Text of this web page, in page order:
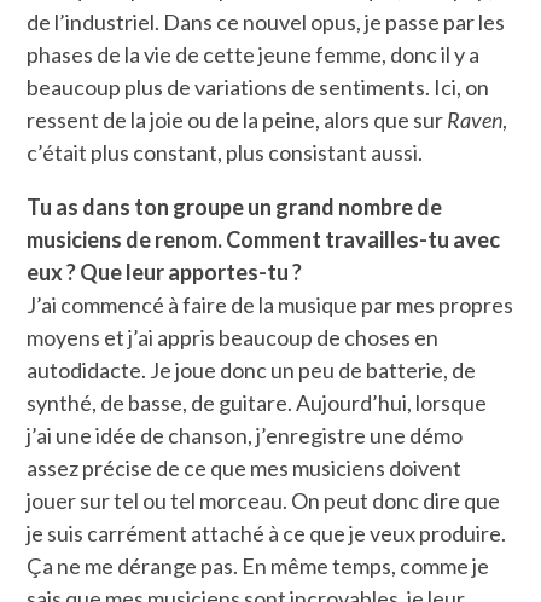
de l’industriel. Dans ce nouvel opus, je passe par les
phases de la vie de cette jeune femme, donc il y a
beaucoup plus de variations de sentiments. Ici, on
ressent de la joie ou de la peine, alors que surRaven,
c’était plus constant, plus consistant aussi.
Tu as dans ton groupe un grand nombre de
musiciens de renom. Comment travailles-tu avec
eux ? Que leur apportes-tu ?
J’ai commencé à faire de la musique par mes propres
moyens et j’ai appris beaucoup de choses en
autodidacte. Je joue donc un peu de batterie, de
synthé, de basse, de guitare. Aujourd’hui, lorsque
j’ai une idée de chanson, j’enregistre une démo
assez précise de ce que mes musiciens doivent
jouer sur tel ou tel morceau. On peut donc dire que
je suis carrément attaché à ce que je veux produire.
Ça ne me dérange pas. En même temps, comme je